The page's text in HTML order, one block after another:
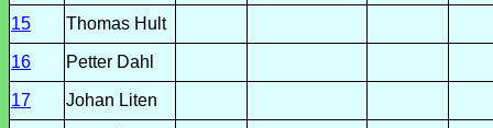
15 Thomas Hult
16 Petter Dahl
17 Johan Liten